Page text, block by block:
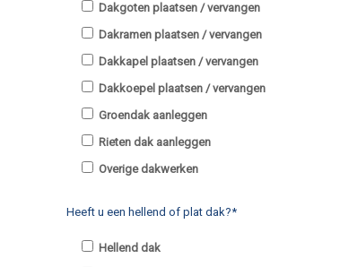
Dakgoten plaatsen / vervangen
Dakramen plaatsen / vervangen
Dakkapel plaatsen / vervangen
Dakkoepel plaatsen / vervangen
Groendak aanleggen
Rieten dak aanleggen
Overige dakwerken
Heeft u een hellend of plat dak?*
Hellend dak